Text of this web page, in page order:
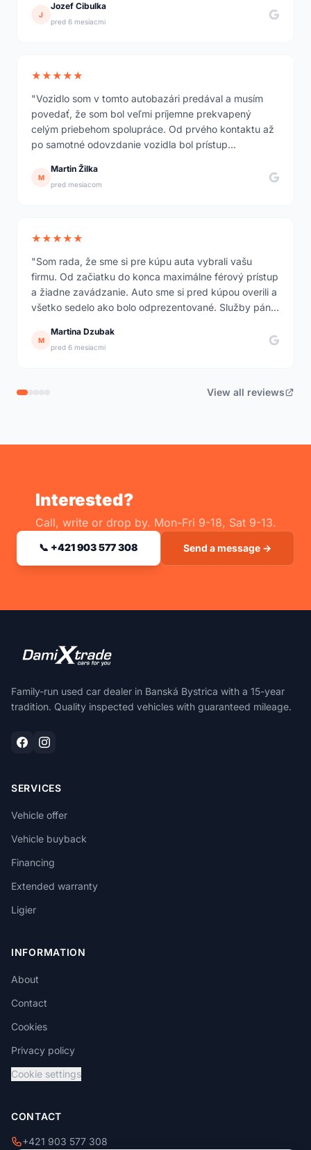
detailne vyčistené, ako nové."
J
Jozef Cibulka
pred 6 mesiacmi
★★★★★
"Vozidlo som v tomto autobazári predával a musím
povedať, že som bol veľmi príjemne prekvapený
celým priebehom spolupráce. Od prvého kontaktu až
po samotné odovzdanie vozidla bol prístup
transparentný prístup dnes nie je samozrejmosťou.
Odporúčam."
M
Martin Žilka
pred mesiacom
★★★★★
"Som rada, že sme si pre kúpu auta vybrali vašu
firmu. Od začiatku do konca maximálne férový prístup
a žiadne zavádzanie. Auto sme si pred kúpou overili a
všetko sedelo ako bolo odprezentované. Služby pána
M
Martina Dzubak
pred 6 mesiacmi
View all reviews
Interested?
Call, write or drop by. Mon-Fri 9-18, Sat 9-13.
📞 +421 903 577 308 Send a message →
Family-run used car dealer in Banská Bystrica with a 15-year
tradition. Quality inspected vehicles with guaranteed mileage.
SERVICES
Vehicle offer
Vehicle buyback
Financing
Extended warranty
Ligier
INFORMATION
About
Contact
Cookies
Privacy policy
Cookie settings
CONTACT
+421 903 577 308